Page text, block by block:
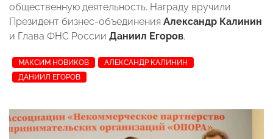
общественную деятельность. Награду вручили
Президент бизнес-объединения Александр Калинин
и Глава ФНС России Даниил Егоров.
МАКСИМ НОВИКОВ
АЛЕКСАНДР КАЛИНИН
ДАНИИЛ ЕГОРОВ